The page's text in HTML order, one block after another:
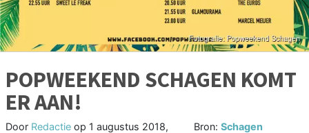
POPWEEKEND SCHAGEN KOMT
ER AAN!
Door Redactie op 1 augustus 2018,
Bron:Schagen